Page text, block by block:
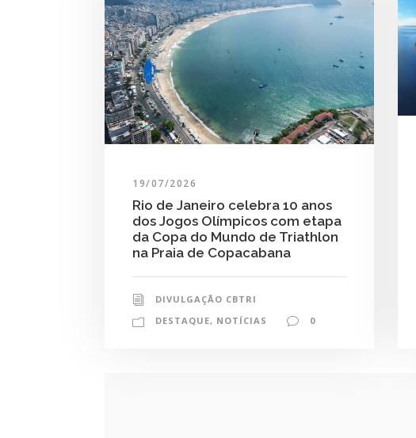
19/07/2026
Rio de Janeiro celebra 10 anos
dos Jogos Olímpicos com etapa
da Copa do Mundo de Triathlon
na Praia de Copacabana
DIVULGAÇÃO CBTRI
DESTAQUE, NOTÍCIAS 0